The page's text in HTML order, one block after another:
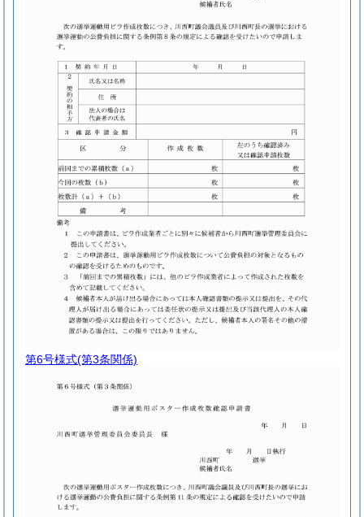
第6号様式(第3条関係)